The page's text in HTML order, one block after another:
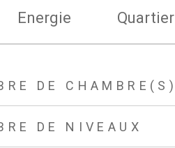
Energie Quartier
DE CHAMBRE(S)
DE NIVEAUX